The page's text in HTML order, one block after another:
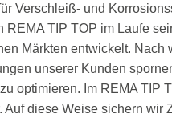
Verschleiß- und
REMA TIP TOP im Laufe
Märkten entwickelt.
unserer Kunden
optimieren. Im REMA TIP
Auf diese Weise sichern